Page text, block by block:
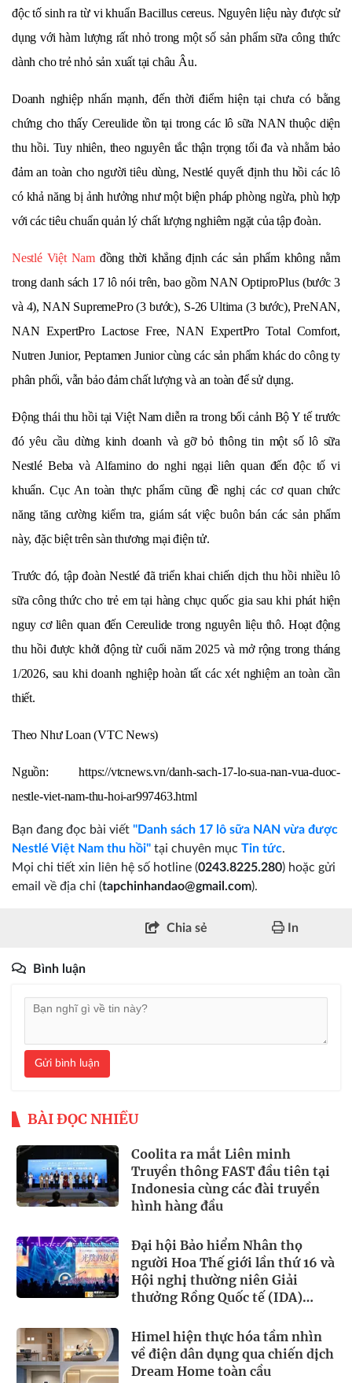
độc tố sinh ra từ vi khuẩn Bacillus cereus. Nguyên liệu này được sử
dụng với hàm lượng rất nhỏ trong một số sản phẩm sữa công thức
dành cho trẻ nhỏ sản xuất tại châu Âu.
Doanh nghiệp nhấn mạnh, đến thời điểm hiện tại chưa có bằng
chứng cho thấy Cereulide tồn tại trong các lô sữa NAN thuộc diện
thu hồi. Tuy nhiên, theo nguyên tắc thận trọng tối đa và nhằm bảo
đảm an toàn cho người tiêu dùng, Nestlé quyết định thu hồi các lô
có khả năng bị ảnh hưởng như một biện pháp phòng ngừa, phù hợp
với các tiêu chuẩn quản lý chất lượng nghiêm ngặt của tập đoàn.
Nestlé Việt Namđồng thời khẳng định các sản phẩm không nằm
trong danh sách 17 lô nói trên, bao gồm NAN OptiproPlus (bước 3
và 4), NAN SupremePro (3 bước), S-26 Ultima (3 bước), PreNAN,
NAN ExpertPro Lactose Free, NAN ExpertPro Total Comfort,
Nutren Junior, Peptamen Junior cùng các sản phẩm khác do công ty
phân phối, vẫn bảo đảm chất lượng và an toàn để sử dụng.
Động thái thu hồi tại Việt Nam diễn ra trong bối cảnh Bộ Y tế trước
đó yêu cầu dừng kinh doanh và gỡ bỏ thông tin một số lô sữa
Nestlé Beba và Alfamino do nghi ngại liên quan đến độc tố vi
khuẩn. Cục An toàn thực phẩm cũng đề nghị các cơ quan chức
năng tăng cường kiểm tra, giám sát việc buôn bán các sản phẩm
này, đặc biệt trên sàn thương mại điện tử.
Trước đó, tập đoàn Nestlé đã triển khai chiến dịch thu hồi nhiều lô
sữa công thức cho trẻ em tại hàng chục quốc gia sau khi phát hiện
nguy cơ liên quan đến Cereulide trong nguyên liệu thô. Hoạt động
thu hồi được khởi động từ cuối năm 2025 và mở rộng trong tháng
1/2026, sau khi doanh nghiệp hoàn tất các xét nghiệm an toàn cần
thiết.
Theo Như Loan (VTC News)
Nguồn: https://vtcnews.vn/danh-sach-17-lo-sua-nan-vua-duoc-
nestle-viet-nam-thu-hoi-ar997463.html
Bạn đang đọc bài viết "Danh sách 17 lô sữa NAN vừa được
Nestlé Việt Nam thu hồi" tại chuyên mục Tin tức.
Mọi chi tiết xin liên hệ số hotline (0243.8225.280) hoặc gửi
email về địa chỉ (tapchinhandao@gmail.com).
Chia sẻ In
Bình luận
Gửi bình luận
BÀI ĐỌC NHIỀU
Coolita ra mắt Liên minh
Truyền thông FAST đầu tiên tại
Indonesia cùng các đài truyền
hình hàng đầu
Đại hội Bảo hiểm Nhân thọ
người Hoa Thế giới lần thứ 16 và
Hội nghị thường niên Giải
thưởng Rồng Quốc tế (IDA)
Himel hiện thực hóa tầm nhìn
về điện dân dụng qua chiến dịch
Dream Home toàn cầu